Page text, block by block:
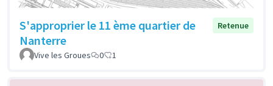
S'approprier le 11 ème quartier de
Nanterre
Retenue
Vive les Groues 0 1